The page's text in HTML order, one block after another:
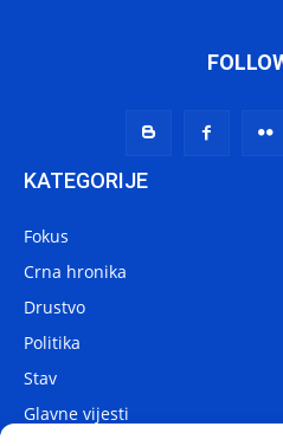
KATEGORIJE
Fokus
Crna hronika
Drustvo
Politika
Stav
Glavne vijesti